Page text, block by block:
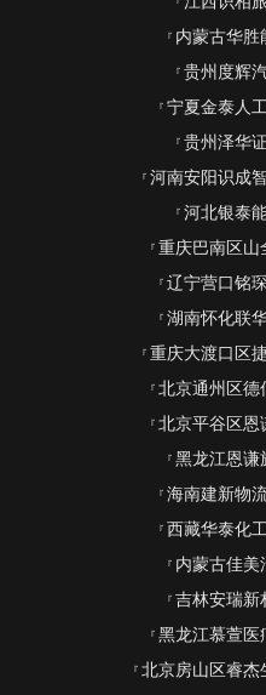
内蒙古华胜
贵州度辉
宁夏金泰人
贵州泽华
河南安阳识成
河北银泰
重庆巴南区山
辽宁营口铭
湖南怀化联
重庆大渡口区
北京通州区德
北京平谷区恩
黑龙江恩谦
海南建新物
西藏华泰化
内蒙古佳美
吉林安瑞新
黑龙江慕萱医
北京房山区睿杰